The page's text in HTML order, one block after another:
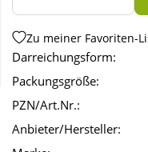
Wellness
Zu meiner Favoriten-
Darreichungsform:
Packungsgröße:
PZN/Art.Nr.:
Anbieter/Hersteller: